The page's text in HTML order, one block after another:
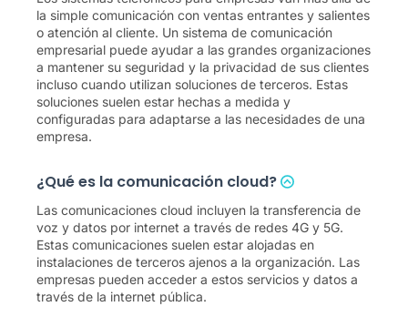
la simple comunicación con ventas entrantes y salientes
o atención al cliente. Un sistema de comunicación
empresarial puede ayudar a las grandes organizaciones
a mantener su seguridad y la privacidad de sus clientes
incluso cuando utilizan soluciones de terceros. Estas
soluciones suelen estar hechas a medida y
configuradas para adaptarse a las necesidades de una
empresa.
¿Qué es la comunicación cloud?
Las comunicaciones cloud incluyen la transferencia de
voz y datos por internet a través de redes 4G y 5G.
Estas comunicaciones suelen estar alojadas en
instalaciones de terceros ajenos a la organización. Las
empresas pueden acceder a estos servicios y datos a
través de la internet pública.